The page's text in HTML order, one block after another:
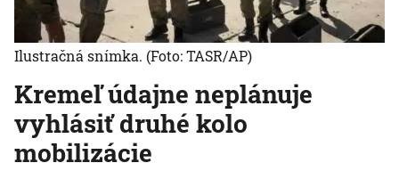
Kremeľ údajne neplánuje
vyhlásiť druhé kolo
mobilizácie
Ilustračná snímka. (Foto: TASR/AP)